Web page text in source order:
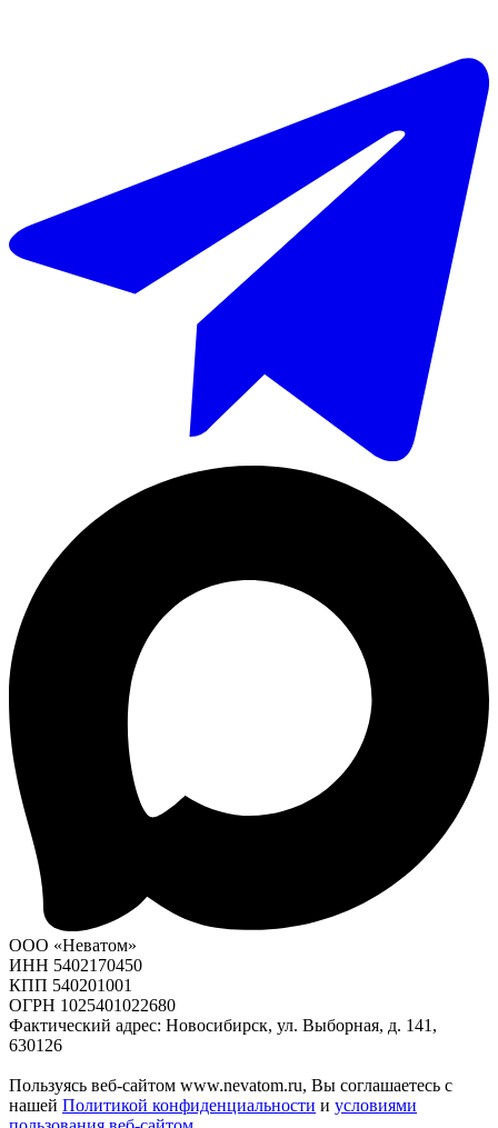
ООО «Неватом»
ИНН 5402170450
КПП 540201001
ОГРН 1025401022680
Фактический адрес: Новосибирск, ул. Выборная, д. 141,
630126
Пользуясь веб-сайтом www.nevatom.ru, Вы соглашаетесь с
нашей Политикой конфиденциальности и условиями